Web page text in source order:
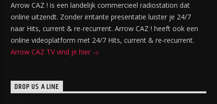
Arrow CAZ ! is een landelijk commercieel radiostation dat
online uitzendt. Zonder irritante presentatie luister je 24/7
naar Hits, current & re-recurrent. Arrow CAZ ! heeft ook een
online videoplatform met 24/7 Hits, current & re-recurrent.
Arrow CAZ TV vind je hier
DROP US A LINE